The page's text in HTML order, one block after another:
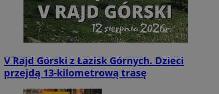
V Rajd Górski z Łazisk Górnych. Dzieci
przejdą 13-kilometrową trasę